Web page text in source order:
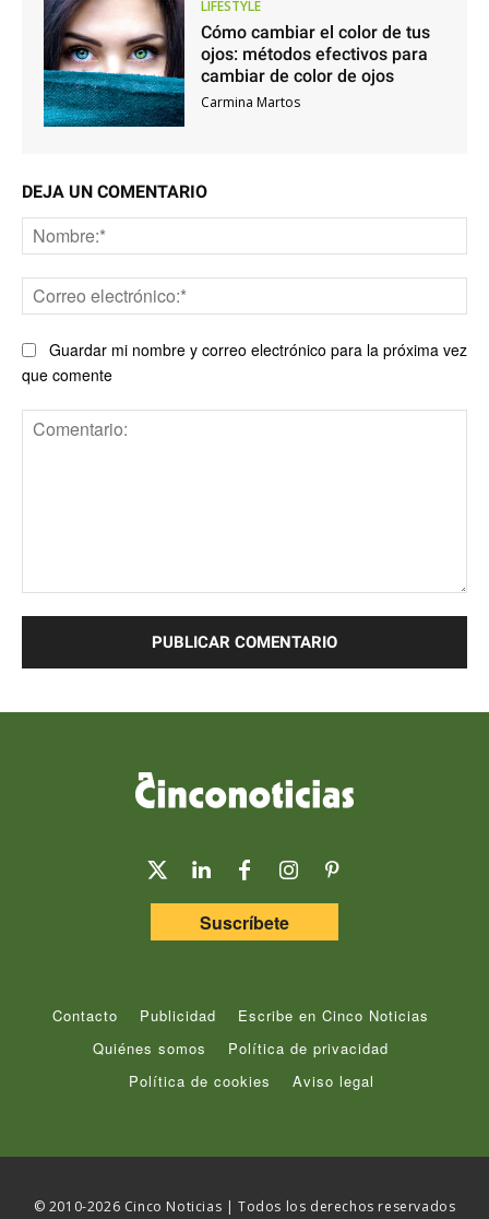
LIFESTYLE
Cómo cambiar el color de tus
ojos: métodos efectivos para
cambiar de color de ojos
Carmina Martos
DEJA UN COMENTARIO
Guardar mi nombre y correo electrónico para la próxima vez
que comente
Suscríbete
Contacto Publicidad
Escribe en Cinco Noticias
Quiénes somos
Política de privacidad
Política de cookies
Aviso legal
© 2010-2026 Cinco Noticias | Todos los derechos reservados